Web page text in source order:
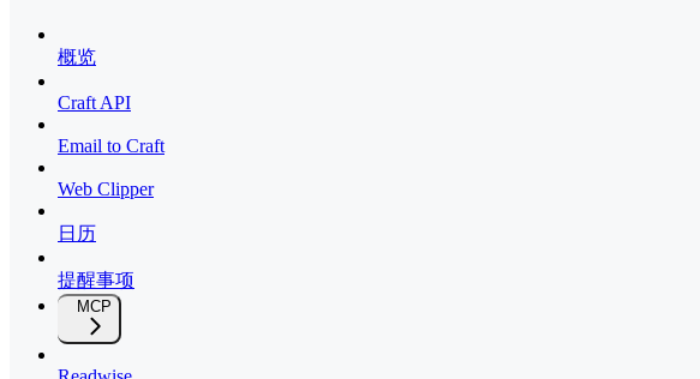
概览
Craft API
Email to Craft
Web Clipper
日历
提醒事项
MCP